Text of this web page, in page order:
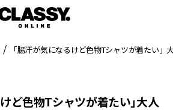
「脇汗が気になるけど色物Tシャツが着たい」
ど色物Tシャツが着たい」大人